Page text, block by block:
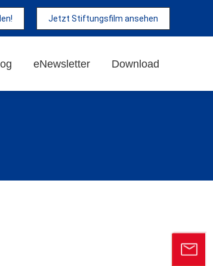
Jetzt Stiftungsfilm ansehen
eNewsletter Download